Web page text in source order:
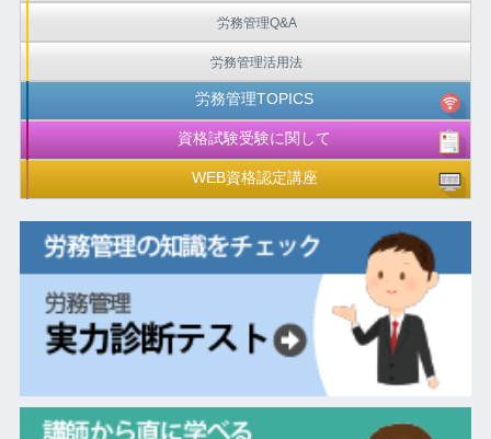
労務管理Q&A
労務管理活用法
労務管理TOPICS
資格試験受験に関して
WEB資格認定講座